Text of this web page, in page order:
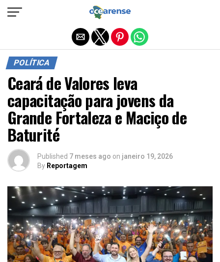
POLÍTICA
Ceará de Valores leva
capacitação para jovens da
Grande Fortaleza e Maciço de
Baturité
Published 7 meses ago on janeiro 19, 2026
By Reportagem
Sair da versão mobile